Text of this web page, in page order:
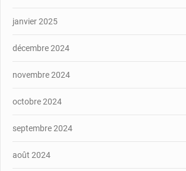
janvier 2025
décembre 2024
novembre 2024
octobre 2024
septembre 2024
août 2024